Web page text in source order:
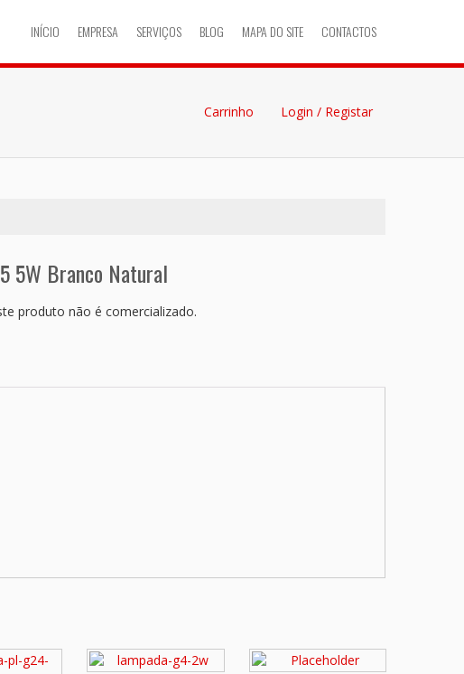
INÍCIO EMPRESA SERVIÇOS BLOG MAPA DO SITE CONTACTOS
Carrinho Login / Registar
5W Branco Natural
produto não é comercializado.